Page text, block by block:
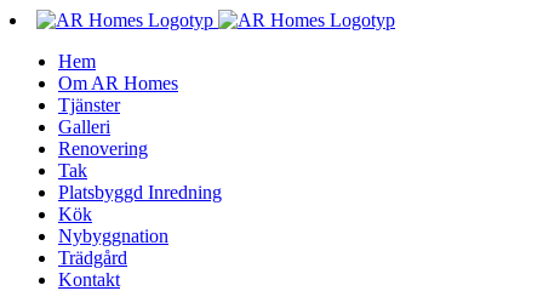
Fortsätt
innehållet
Hem
Om AR Homes
Tjänster
Galleri
Renovering
Tak
Platsbyggd Inredning
Kök
Nybyggnation
Trädgård
Kontakt